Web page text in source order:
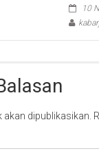
10
dipublikasikan.